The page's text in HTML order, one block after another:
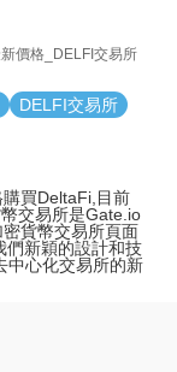
價格_DELFI交易所
DELFI交易所
買DeltaFi,目前
交易所是Gate.io
貨幣交易所頁面
們新穎的設計和技
中心化交易所的新